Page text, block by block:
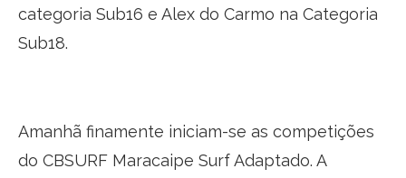
categoria Sub16 e Alex do Carmo na Categoria
Sub18.
Amanhã finamente iniciam-se as competições
do CBSURF Maracaipe Surf Adaptado. A